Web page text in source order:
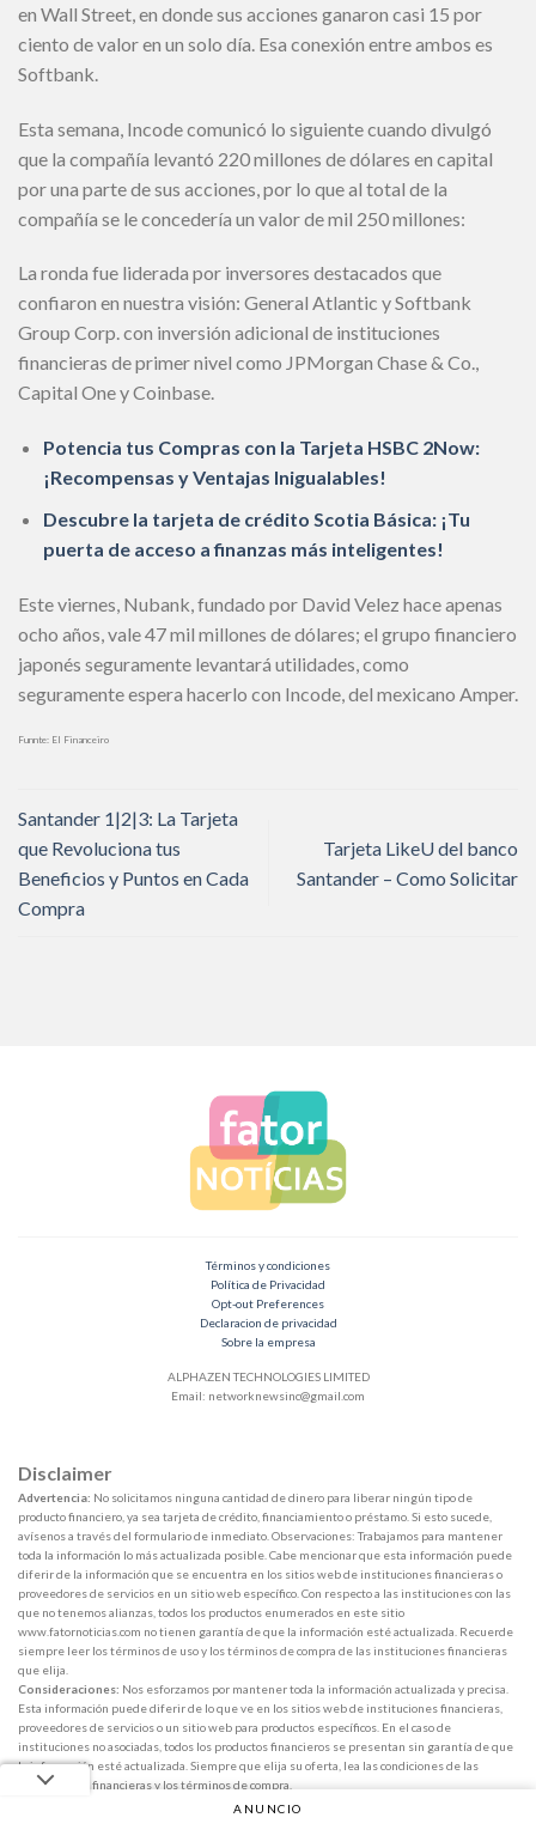
en Wall Street, en donde sus acciones ganaron casi 15 por
ciento de valor en un solo día. Esa conexión entre ambos es
Softbank.
Esta semana, Incode comunicó lo siguiente cuando divulgó
que la compañía levantó 220 millones de dólares en capital
por una parte de sus acciones, por lo que al total de la
compañía se le concedería un valor de mil 250 millones:
La ronda fue liderada por inversores destacados que
confiaron en nuestra visión: General Atlantic y Softbank
Group Corp. con inversión adicional de instituciones
financieras de primer nivel como JPMorgan Chase & Co.,
Capital One y Coinbase.
Potencia tus Compras con la Tarjeta HSBC 2Now:
¡Recompensas y Ventajas Inigualables!
Descubre la tarjeta de crédito Scotia Básica: ¡Tu
puerta de acceso a finanzas más inteligentes!
Este viernes, Nubank, fundado por David Velez hace apenas
ocho años, vale 47 mil millones de dólares; el grupo financiero
japonés seguramente levantará utilidades, como
seguramente espera hacerlo con Incode, del mexicano Amper.
Funnte: El Financeiro
Santander 1|2|3: La Tarjeta
que Revoluciona tus
Beneficios y Puntos en Cada
Compra
Tarjeta LikeU del banco
Santander – Como Solicitar
Términos y condiciones
Política de Privacidad
Opt-out Preferences
Declaracion de privacidad
Sobre la empresa
ALPHAZEN TECHNOLOGIES LIMITED
Email: networknewsinc@gmail.com
Disclaimer
Advertencia: No solicitamos ninguna cantidad de dinero para liberar ningún tipo de
producto financiero, ya sea tarjeta de crédito, financiamiento o préstamo. Si esto sucede,
avísenos a través del formulario de inmediato. Observaciones: Trabajamos para mantener
toda la información lo más actualizada posible. Cabe mencionar que esta información puede
diferir de la información que se encuentra en los sitios web de instituciones financieras o
proveedores de servicios en un sitio web específico. Con respecto a las instituciones con las
que no tenemos alianzas, todos los productos enumerados en este sitio
www.fatornoticias.com no tienen garantía de que la información esté actualizada. Recuerde
siempre leer los términos de uso y los términos de compra de las instituciones financieras
que elija.
Consideraciones: Nos esforzamos por mantener toda la información actualizada y precisa.
Esta información puede diferir de lo que ve en los sitios web de instituciones financieras,
proveedores de servicios o un sitio web para productos específicos. En el caso de
instituciones no asociadas, todos los productos financieros se presentan sin garantía de que
la información esté actualizada. Siempre que elija su oferta, lea las condiciones de las
instituciones financieras y los términos de compra.
ANUNCIO